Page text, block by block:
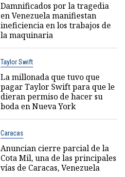
Damnificados por la tragedia
en Venezuela manifiestan
ineficiencia en los trabajos de
la maquinaria
Taylor Swift
La millonada que tuvo que
pagar Taylor Swift para que le
dieran permiso de hacer su
boda en Nueva York
Caracas
Anuncian cierre parcial de la
Cota Mil, una de las principales
vías de Caracas, Venezuela